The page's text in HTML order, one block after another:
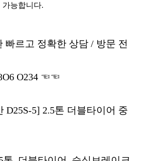
가능합니다.
빠르고 정확한 상담 / 방문 전
O234 ☜☜
D25S-5] 2.5톤 더블타이어 중